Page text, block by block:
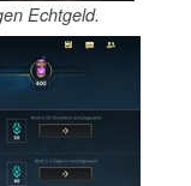
Echtgeld.